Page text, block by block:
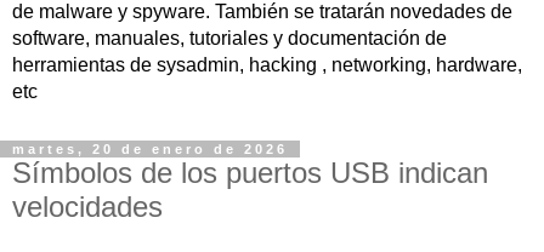
de malware y spyware. También se tratarán novedades de
software, manuales, tutoriales y documentación de
herramientas de sysadmin, hacking , networking, hardware,
etc
martes, 20 de enero de 2026
Símbolos de los puertos USB indican
velocidades